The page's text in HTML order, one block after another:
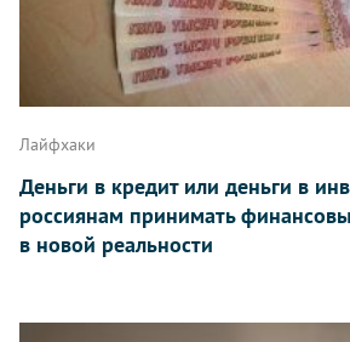
Лайфхаки
Деньги в кредит или деньги в
россиянам принимать
в новой реальности